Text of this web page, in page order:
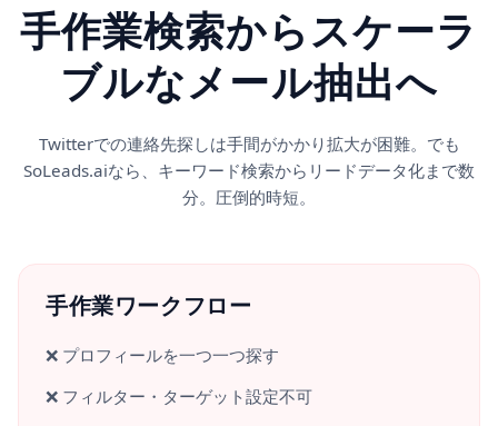
手作業検索からスケーラ
ブルなメール抽出へ
Twitterでの連絡先探しは手間がかかり拡大が困難。でも
SoLeads.aiなら、キーワード検索からリードデータ化まで数
分。圧倒的時短。
手作業ワークフロー
❌ プロフィールを一つ一つ探す
❌ フィルター・ターゲット設定不可